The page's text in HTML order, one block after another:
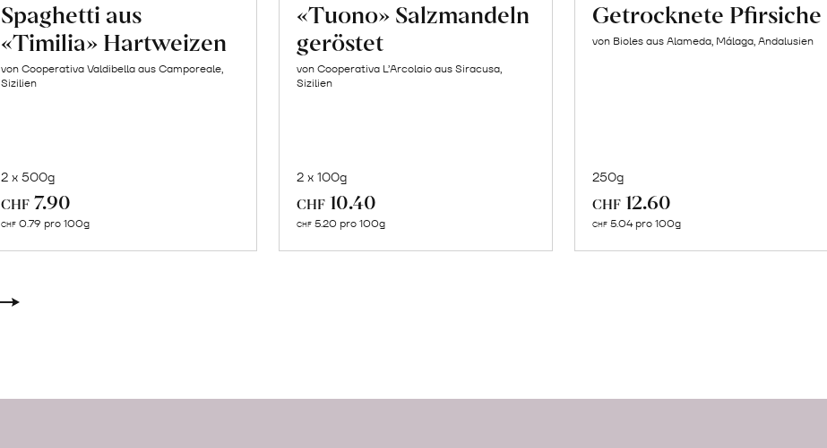
Spaghetti aus
«Timilia» Hartweizen
von Cooperativa Valdibella aus Camporeale,
Sizilien
2 x 500g
CHF 7.90
CHF 0.79 pro 100g
«Tuono» Salzmandeln
geröstet
von Cooperativa L’Arcolaio aus Siracusa,
Sizilien
2 x 100g
CHF 10.40
CHF 5.20 pro 100g
Getrocknete Pfirsiche
von Bioles aus Alameda, Málaga, Andalusien
250g
CHF 12.60
CHF 5.04 pro 100g